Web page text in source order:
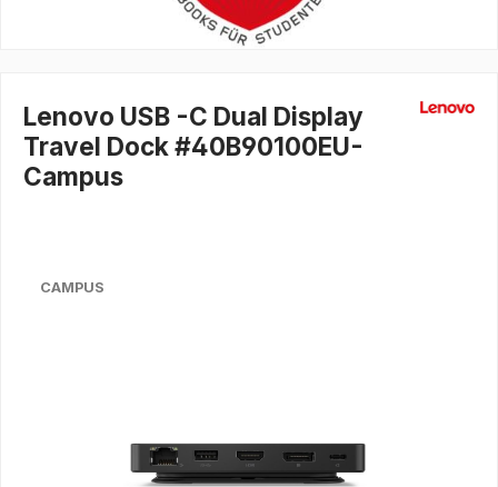
Lenovo USB -C Dual Display
Travel Dock #40B90100EU-
Campus
CAMPUS